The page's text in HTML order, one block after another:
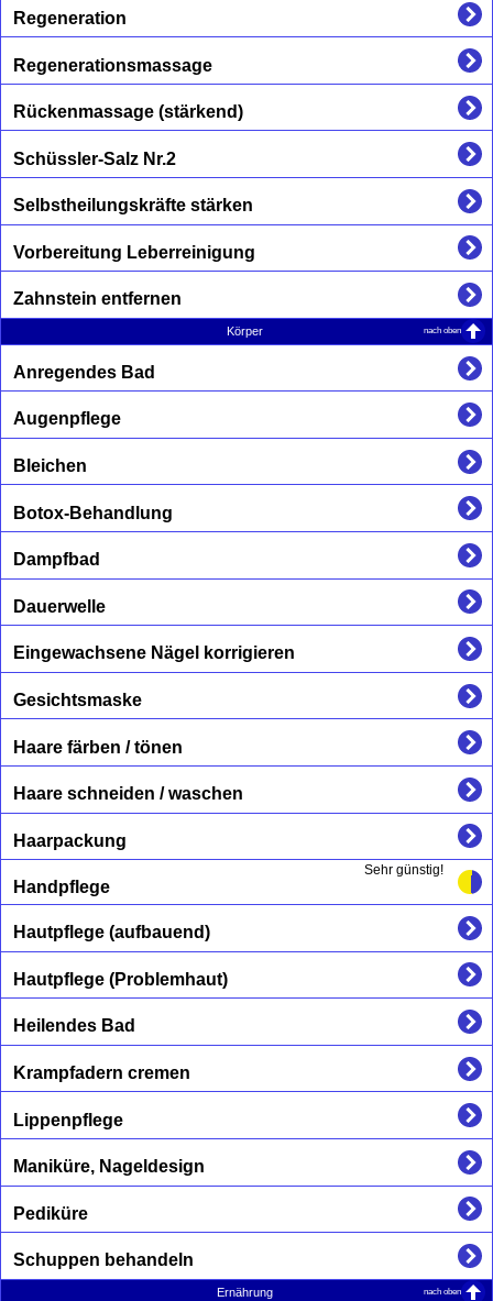
Regeneration
Regenerationsmassage
Rückenmassage (stärkend)
Schüssler-Salz Nr.2
Selbstheilungskräfte stärken
Vorbereitung Leberreinigung
Zahnstein entfernen
Körper nach oben
Anregendes Bad
Augenpflege
Bleichen
Botox-Behandlung
Dampfbad
Dauerwelle
Eingewachsene Nägel korrigieren
Gesichtsmaske
Haare färben / tönen
Haare schneiden / waschen
Haarpackung
Sehr günstig!
Handpflege
Hautpflege (aufbauend)
Hautpflege (Problemhaut)
Heilendes Bad
Krampfadern cremen
Lippenpflege
Maniküre, Nageldesign
Pediküre
Schuppen behandeln
Ernährung nach oben